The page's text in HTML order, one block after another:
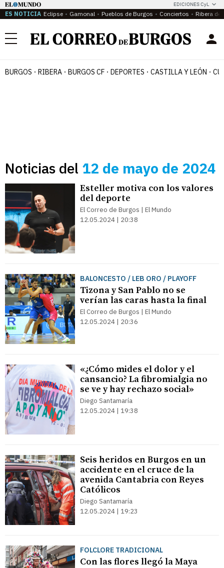
EDICIONES CyL
ES NOTICIA Eclipse Gamonal Pueblos de Burgos Conciertos Ribera del
Menú
BURGOS RIBERA BURGOS CF DEPORTES CASTILLA Y LEÓN
Noticias del 12 de mayo de 2024
Esteller motiva con los valores
del deporte
El Correo de Burgos | El Mundo
12.05.2024 | 20:38
BALONCESTO / LEB ORO / PLAYOFF
Tizona y San Pablo no se
verían las caras hasta la final
El Correo de Burgos | El Mundo
12.05.2024 | 20:36
«¿Cómo mides el dolor y el
cansancio? La fibromialgia no
se ve y hay rechazo social»
Diego Santamaría
12.05.2024 | 19:38
Seis heridos en Burgos en un
accidente en el cruce de la
avenida Cantabria con Reyes
Católicos
Diego Santamaría
12.05.2024 | 19:23
FOLCLORE TRADICIONAL
Con las flores llegó la Maya